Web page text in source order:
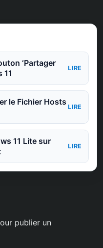
‘Partager
11
LIRE
le Fichier Hosts
LIRE
11 Lite sur
LIRE
publier un